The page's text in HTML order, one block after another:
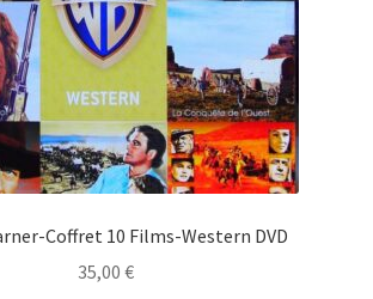
Coffret 10 Films-Western DVD
35,00 €